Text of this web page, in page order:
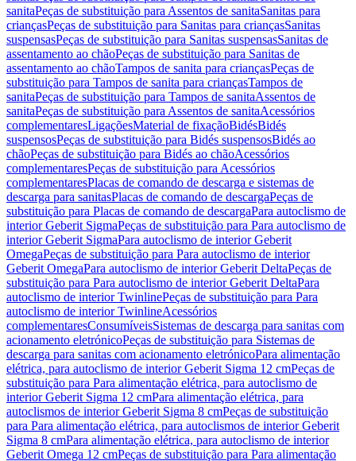
sanitaPeças de substituição para Assentos de sanitaSanitas para
criançasPeças de substituição para Sanitas para criançasSanitas
suspensasPeças de substituição para Sanitas suspensasSanitas de
assentamento ao chãoPeças de substituição para Sanitas de
assentamento ao chãoTampos de sanita para criançasPeças de
substituição para Tampos de sanita para criançasTampos de
sanitaPeças de substituição para Tampos de sanitaAssentos de
sanitaPeças de substituição para Assentos de sanitaAcessórios
complementaresLigaçõesMaterial de fixaçãoBidésBidés
suspensosPeças de substituição para Bidés suspensosBidés ao
chãoPeças de substituição para Bidés ao chãoAcessórios
complementaresPeças de substituição para Acessórios
complementaresPlacas de comando de descarga e sistemas de
descarga para sanitasPlacas de comando de descargaPeças de
substituição para Placas de comando de descargaPara autoclismo de
interior Geberit SigmaPeças de substituição para Para autoclismo de
interior Geberit SigmaPara autoclismo de interior Geberit
OmegaPeças de substituição para Para autoclismo de interior
Geberit OmegaPara autoclismo de interior Geberit DeltaPeças de
substituição para Para autoclismo de interior Geberit DeltaPara
autoclismo de interior TwinlinePeças de substituição para Para
autoclismo de interior TwinlineAcessórios
complementaresConsumíveisSistemas de descarga para sanitas com
acionamento eletrónicoPeças de substituição para Sistemas de
descarga para sanitas com acionamento eletrónicoPara alimentação
elétrica, para autoclismo de interior Geberit Sigma 12 cmPeças de
substituição para Para alimentação elétrica, para autoclismo de
interior Geberit Sigma 12 cmPara alimentação elétrica, para
autoclismos de interior Geberit Sigma 8 cmPeças de substituição
para Para alimentação elétrica, para autoclismos de interior Geberit
Sigma 8 cmPara alimentação elétrica, para autoclismo de interior
Geberit Omega 12 cmPeças de substituição para Para alimentação